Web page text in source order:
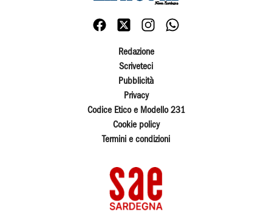
Redazione
Scriveteci
Pubblicità
Privacy
Codice Etico e Modello 231
Cookie policy
Termini e condizioni